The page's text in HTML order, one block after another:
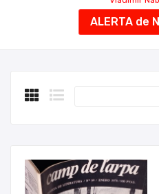
ALERTA de